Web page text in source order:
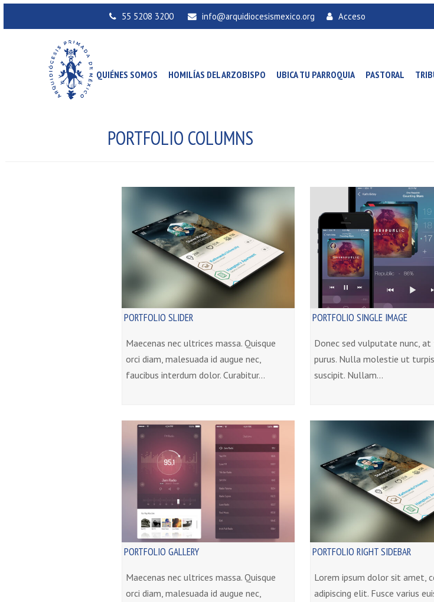
55 5208 3200 info@arquidiocesismexico.org Acceso
QUIÉNES SOMOS HOMILÍAS DEL ARZOBISPO UBICA TU PARROQUIA PASTORAL
PORTFOLIO COLUMNS
PORTFOLIO SLIDER
Maecenas nec ultrices massa. Quisque
orci diam, malesuada id augue nec,
faucibus interdum dolor. Curabitur…
PORTFOLIO SINGLE IMAGE
Donec sed vulputate nunc,
purus. Nulla molestie ut
suscipit. Nullam…
PORTFOLIO GALLERY
Maecenas nec ultrices massa. Quisque
orci diam, malesuada id augue nec,
PORTFOLIO RIGHT SIDEBAR
Lorem ipsum dolor sit amet,
adipiscing elit. Fusce varius